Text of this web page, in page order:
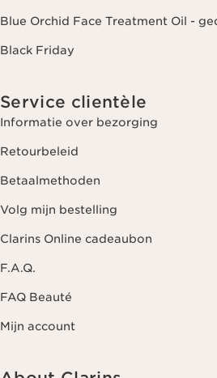
Blue Orchid Face Treatment Oil -
Black Friday
Service clientèle
Informatie over bezorging
Retourbeleid
Betaalmethoden
Volg mijn bestelling
Clarins Online cadeaubon
F.A.Q.
FAQ Beauté
Mijn account